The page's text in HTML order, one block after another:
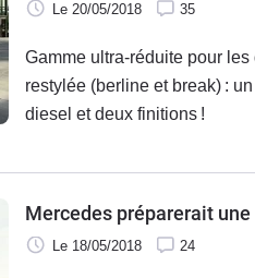
Le 20/05/2018 35
Gamme ultra-réduite pour
restylée (berline et break) :
diesel et deux finitions !
Mercedes préparerait
Le 18/05/2018 24